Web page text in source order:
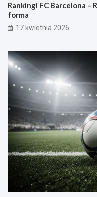
Rankingi FC Barcelona –
forma
17 kwietnia 2026